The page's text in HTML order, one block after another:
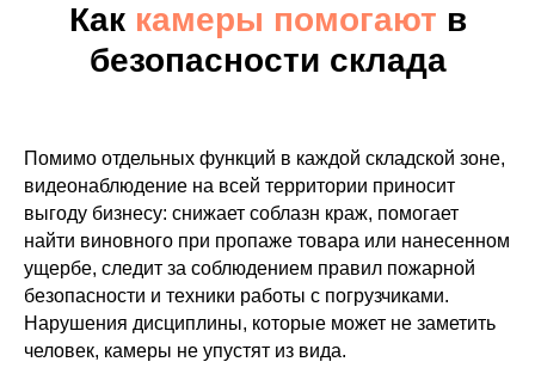
Как камеры помогают в
безопасности склада
Помимо отдельных функций в каждой складской зоне,
видеонаблюдение на всей территории приносит
выгоду бизнесу: снижает соблазн краж, помогает
найти виновного при пропаже товара или нанесенном
ущербе, следит за соблюдением правил пожарной
безопасности и техники работы с погрузчиками.
Нарушения дисциплины, которые может не заметить
человек, камеры не упустят из вида.